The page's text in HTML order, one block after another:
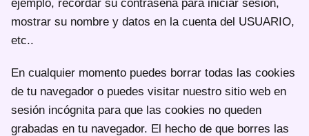
ejemplo, recordar su contraseña para iniciar sesión,
mostrar su nombre y datos en la cuenta del USUARIO,
etc..
En cualquier momento puedes borrar todas las cookies
de tu navegador o puedes visitar nuestro sitio web en
sesión incógnita para que las cookies no queden
grabadas en tu navegador. El hecho de que borres las